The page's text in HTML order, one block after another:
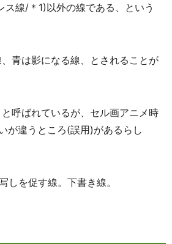
線/＊1)以外の線である、という
青は影になる線、とされることが
呼ばれているが、セル画アニメ時
が違うところ(誤用)があるらし
しを促す線。下書き線。